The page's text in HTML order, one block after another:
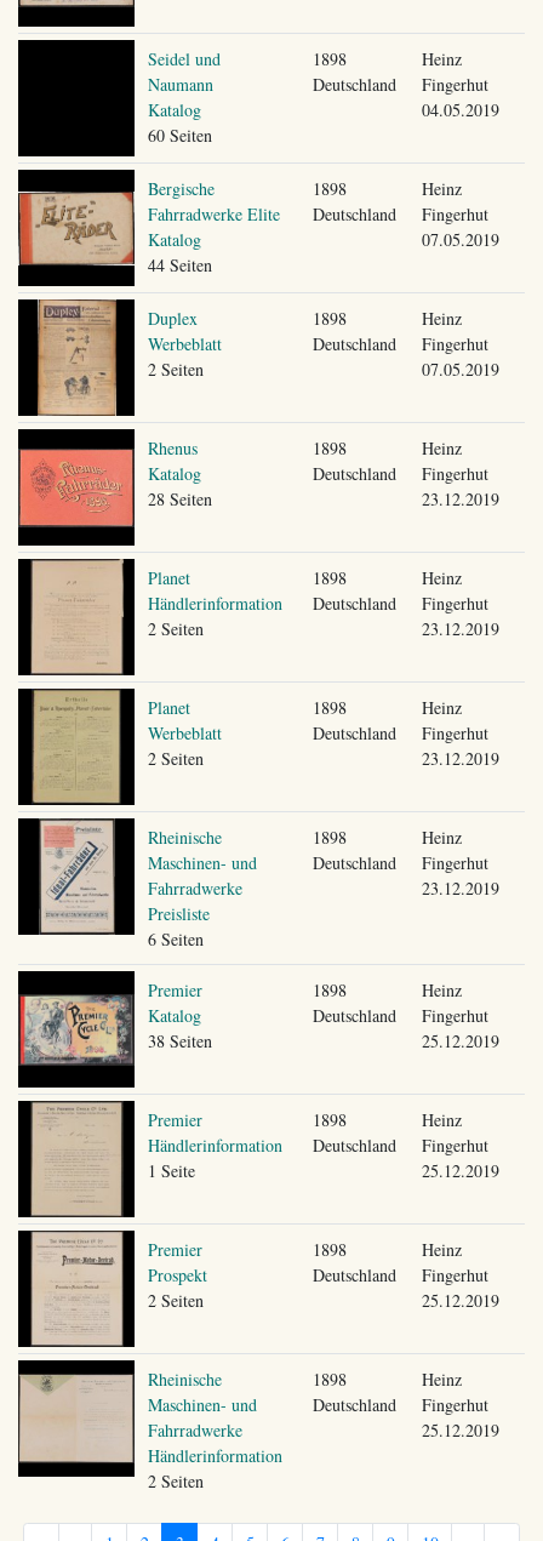
Seidel und
Naumann
Katalog
60 Seiten
1898
Deutschland
Heinz
Fingerhut
04.05.2019
Bergische
Fahrradwerke Elite
Katalog
44 Seiten
1898
Deutschland
Heinz
Fingerhut
07.05.2019
Duplex
Werbeblatt
2 Seiten
1898
Deutschland
Heinz
Fingerhut
07.05.2019
Rhenus
Katalog
28 Seiten
1898
Deutschland
Heinz
Fingerhut
23.12.2019
Planet
Händlerinformation
2 Seiten
1898
Deutschland
Heinz
Fingerhut
23.12.2019
Planet
Werbeblatt
2 Seiten
1898
Deutschland
Heinz
Fingerhut
23.12.2019
Rheinische
Maschinen- und
Fahrradwerke
Preisliste
6 Seiten
1898
Deutschland
Heinz
Fingerhut
23.12.2019
Premier
Katalog
38 Seiten
1898
Deutschland
Heinz
Fingerhut
25.12.2019
Premier
Händlerinformation
1 Seite
1898
Deutschland
Heinz
Fingerhut
25.12.2019
Premier
Prospekt
2 Seiten
1898
Deutschland
Heinz
Fingerhut
25.12.2019
Rheinische
Maschinen- und
Fahrradwerke
Händlerinformation
2 Seiten
1898
Deutschland
Heinz
Fingerhut
25.12.2019